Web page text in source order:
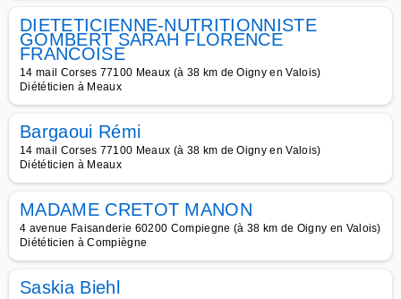
DIETETICIENNE-NUTRITIONNISTE
GOMBERT SARAH FLORENCE
FRANCOISE
14 mail Corses 77100 Meaux (à 38 km de Oigny en Valois)
Diététicien à Meaux
Bargaoui Rémi
14 mail Corses 77100 Meaux (à 38 km de Oigny en Valois)
Diététicien à Meaux
MADAME CRETOT MANON
4 avenue Faisanderie 60200 Compiegne (à 38 km de Oigny en Valois)
Diététicien à Compiègne
Saskia Biehl